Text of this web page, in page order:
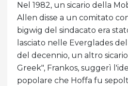
Nel 1982, un sicario della
Allen disse a un comitato
bigwig del sindacato era
lasciato nelle Everglades
del decennio, un altro
Greek", Frankos, suggerì
popolare che Hoffa fu